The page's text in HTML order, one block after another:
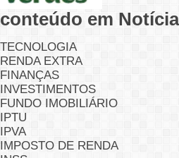
conteúdo em
TECNOLOGIA
RENDA EXTRA
FINANÇAS
INVESTIMENTOS
FUNDO IMOBILIÁRIO
IPTU
IPVA
IMPOSTO DE RENDA